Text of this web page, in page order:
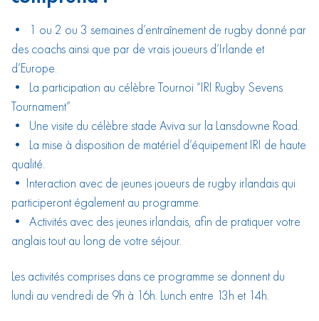
• 1 ou 2 ou 3 semaines d’entraînement de rugby donné par
des coachs ainsi que par de vrais joueurs d’Irlande et
d’Europe.
• La participation au célèbre Tournoi “IRI Rugby Sevens
Tournament”
• Une visite du célèbre stade Aviva sur la Lansdowne Road.
• La mise à disposition de matériel d’équipement IRI de haute
qualité.
• Interaction avec de jeunes joueurs de rugby irlandais qui
participeront également au programme.
• Activités avec des jeunes irlandais, afin de pratiquer votre
anglais tout au long de votre séjour.
Les activités comprises dans ce programme se donnent du
lundi au vendredi de 9h à 16h. Lunch entre 13h et 14h.